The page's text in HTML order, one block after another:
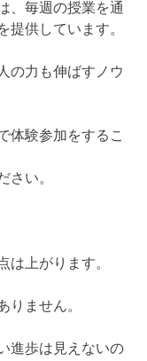
、毎週の授業を通
提供しています。
の力も伸ばすノウ
体験参加をするこ
さい。
は上がります。
りません。
進歩は見えないの